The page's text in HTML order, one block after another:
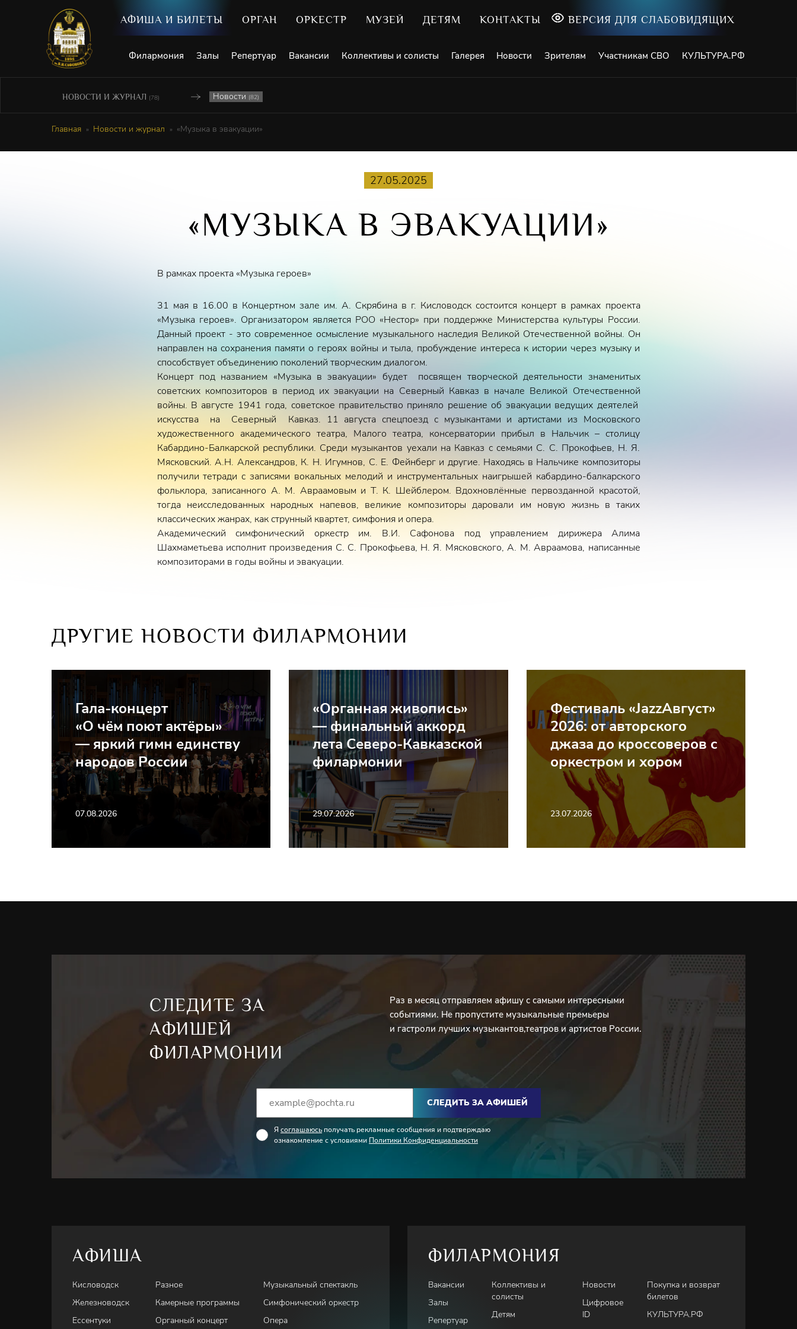
АФИША И БИЛЕТЫ ОРГАН ОРКЕСТР МУЗЕЙ ДЕТЯМ КОНТАКТЫ ВЕРСИЯ ДЛЯ СЛАБОВИДЯЩИХ
Филармония Залы Репертуар Вакансии Коллективы и солисты Галерея Новости Зрителям Участникам СВО КУЛЬТУРА.РФ
НОВОСТИ И ЖУРНАЛ (78) Новости (82)
Главная Новости и журнал «Музыка в эвакуации»
27.05.2025
«МУЗЫКА В ЭВАКУАЦИИ»
В рамках проекта «Музыка героев»
31 мая в 16.00 в Концертном зале им. А. Скрябина в г. Кисловодск состоится концерт в рамках проекта
«Музыка героев». Организатором является РОО «Нестор» при поддержке Министерства культуры России.
Данный проект - это современное осмысление музыкального наследия Великой Отечественной войны. Он
направлен на сохранения памяти о героях войны и тыла, пробуждение интереса к истории через музыку и
способствует объединению поколений творческим диалогом.
Концерт под названием «Музыка в эвакуации» будет посвящен творческой деятельности знаменитых
советских композиторов в период их эвакуации на Северный Кавказ в начале Великой Отечественной
войны. В августе 1941 года, советское правительство приняло решение об эвакуации ведущих деятелей
искусства на Северный Кавказ. 11 августа спецпоезд с музыкантами и артистами из Московского
художественного академического театра, Малого театра, консерватории прибыл в Нальчик – столицу
Кабардино-Балкарской республики. Среди музыкантов уехали на Кавказ с семьями С. С. Прокофьев, Н. Я.
Мясковский. А.Н. Александров, К. Н. Игумнов, С. Е. Фейнберг и другие. Находясь в Нальчике композиторы
получили тетради с записями вокальных мелодий и инструментальных наигрышей кабардино-балкарского
фольклора, записанного А. М. Авраамовым и Т. К. Шейблером. Вдохновлённые первозданной красотой,
тогда неисследованных народных напевов, великие композиторы даровали им новую жизнь в таких
классических жанрах, как струнный квартет, симфония и опера.
Академический симфонический оркестр им. В.И. Сафонова под управлением дирижера Алима
Шахмаметьева исполнит произведения С. С. Прокофьева, Н. Я. Мясковского, А. М. Авраамова, написанные
композиторами в годы войны и эвакуации.
ДРУГИЕ НОВОСТИ ФИЛАРМОНИИ
Гала-концерт
«О чём поют актёры»
— яркий гимн единству
народов России
07.08.2026
«Органная живопись»
— финальный аккорд
лета Северо-Кавказской
филармонии
29.07.2026
Фестиваль «JazzАвгуст»
2026: от авторского
джаза до кроссоверов с
оркестром и хором
23.07.2026
СЛЕДИТЕ ЗА
АФИШЕЙ
ФИЛАРМОНИИ
Раз в месяц отправляем афишу с самыми интересными
событиями. Не пропустите музыкальные премьеры
и гастроли лучших музыкантов,театров и артистов России.
СЛЕДИТЬ ЗА АФИШЕЙ
Я соглашаюсь получать рекламные сообщения и подтверждаю
ознакомление с условиями Политики Конфиденциальности
АФИША
Кисловодск
Железноводск
Ессентуки
Разное
Камерные программы
Органный концерт
Музыкальный спектакль
Симфонический оркестр
Опера
ФИЛАРМОНИЯ
Вакансии
Залы
Репертуар
Коллективы и
солисты
Детям
Новости
Цифровое
ID
Покупка и возврат
билетов
КУЛЬТУРА.РФ